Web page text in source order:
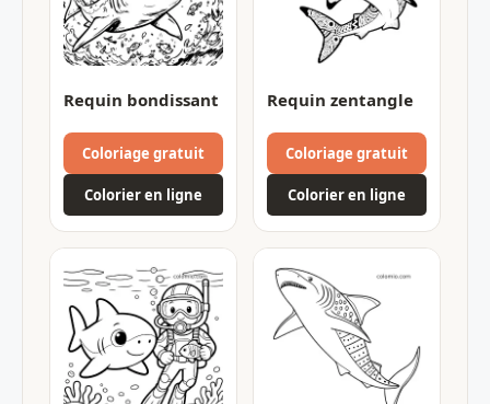
Requin bondissant
Coloriage gratuit
Colorier en ligne
Requin zentangle
Coloriage gratuit
Colorier en ligne